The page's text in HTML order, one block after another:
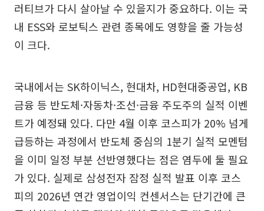
러티브가 다시 살아날 수 있을지가 중요하다. 이는 국
내 ESS와 로보틱스 관련 종목에도 영향을 줄 가능성
이 크다.
국내에서는 SK하이닉스, 현대차, HD현대중공업, KB
금융 등 반도체·자동차·조선·금융 주도주의 실적 이벤
트가 예정돼 있다. 다만 4월 이후 코스피가 20% 넘게
급등하는 과정에서 반도체 중심의 1분기 실적 모멘텀
을 이미 일정 부분 선반영했다는 점은 염두에 둘 필요
가 있다. 실제로 삼성전자 잠정 실적 발표 이후 코스
피의 2026년 연간 영업이익 컨센서스는 단기간에 큰